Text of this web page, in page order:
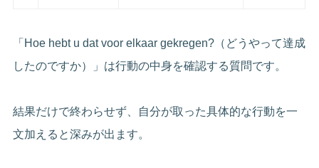
「Hoe hebt u dat voor elkaar gekregen?（どうやって達成
したのですか）」は行動の中身を確認する質問です。
結果だけで終わらせず、自分が取った具体的な行動を一
文加えると深みが出ます。